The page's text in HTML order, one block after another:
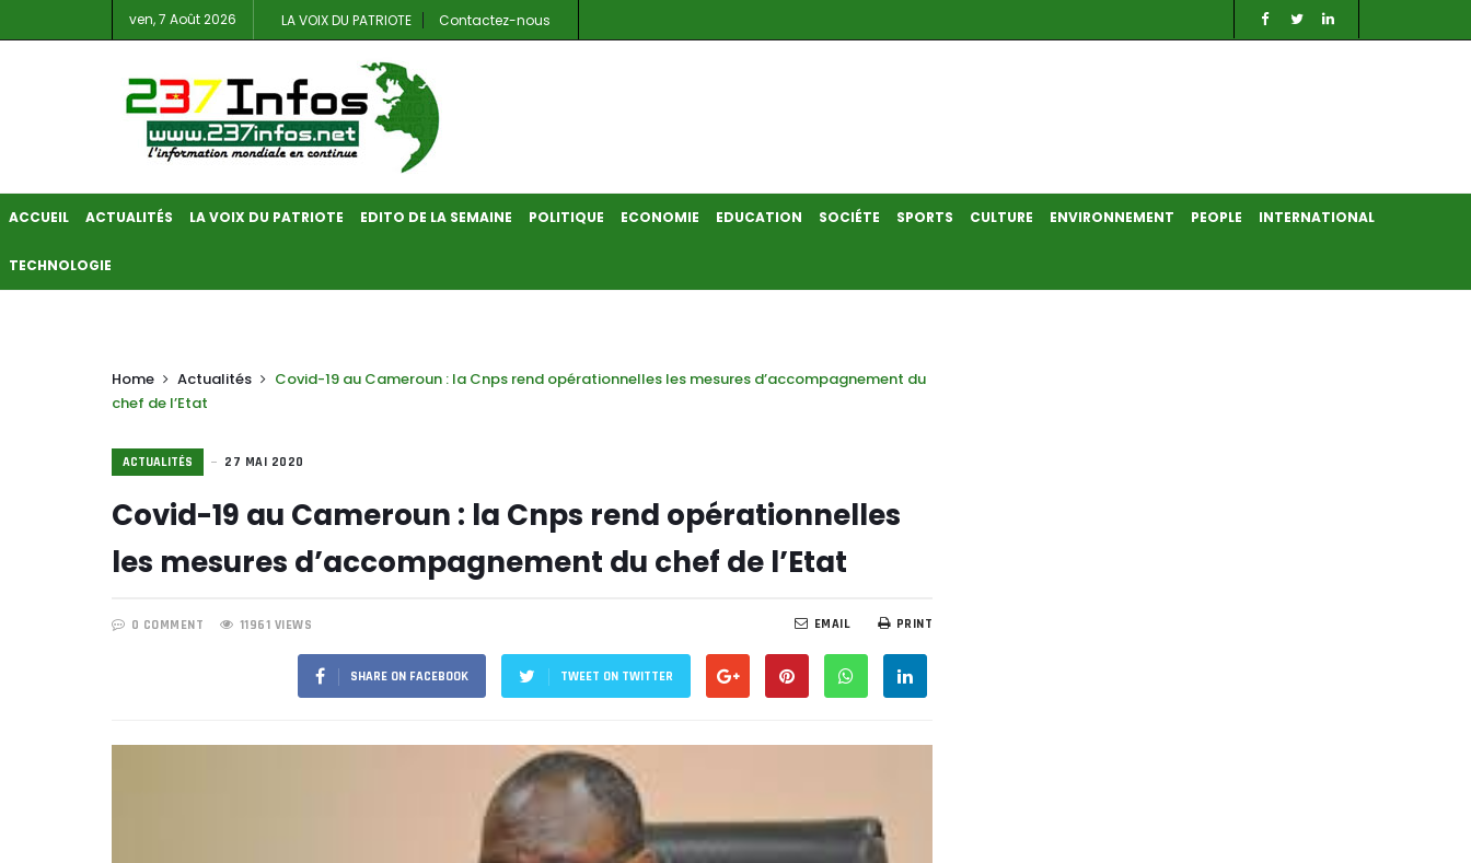
ven, 7 Août 2026 LA VOIX DU PATRIOTE Contactez-nous
ACCUEIL ACTUALITÉS LA VOIX DU PATRIOTE EDITO DE LA SEMAINE POLITIQUE ECONOMIE EDUCATION SOCIÉTE SPORTS CULTURE ENVIRONNEMENT PEOPLE INTERNATIONAL
TECHNOLOGIE
Home Actualités
Covid-19 au Cameroun : la Cnps rend opérationnelles les mesures d’accompagnement du
chef de l’Etat
ACTUALITÉS 27 MAI 2020
Covid-19 au Cameroun : la Cnps rend opérationnelles
les mesures d’accompagnement du chef de l’Etat
0 COMMENT 11961 VIEWS PRINT
EMAIL
SHARE ON FACEBOOK TWEET ON TWITTER